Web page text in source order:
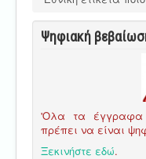
Ψηφιακή
'Ολα τα έγγραφα
πρέπει να είναι
Ξεκινήστε εδώ.